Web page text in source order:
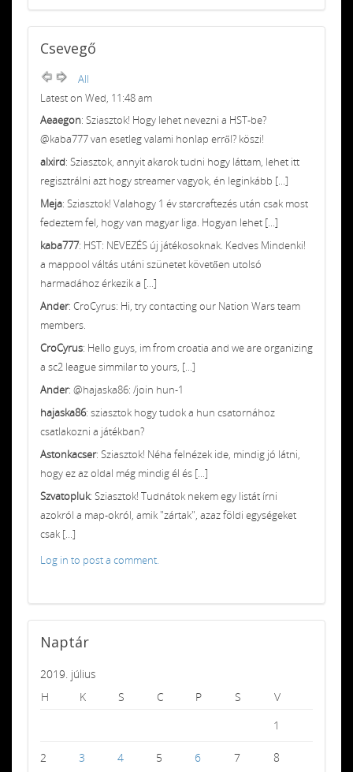
Csevegő
All
Latest on Wed, 11:48 am
Aeaegon: Sziasztok! Hogy lehet nevezni a HST-be?
@kaba777 van esetleg valami honlap erről? köszi!
alxird: Sziasztok, annyit akarok tudni hogy láttam, lehet itt
regisztrálni azt hogy streamer vagyok, én leginkább [...]
Meja: Sziasztok! Valahogy 1 év starcraftezés után csak most
fedeztem fel, hogy van magyar liga. Hogyan lehet [...]
kaba777: HST: NEVEZÉS új játékosoknak. Kedves Mindenki!
a mappool váltás utáni szünetet követően utolsó
harmadához érkezik a [...]
Ander: CroCyrus: Hi, try contacting our Nation Wars team
members.
CroCyrus: Hello guys, im from croatia and we are organizing
a sc2 league simmilar to yours, [...]
Ander: @hajaska86: /join hun-1
hajaska86: sziasztok hogy tudok a hun csatornához
csatlakozni a játékban?
Astonkacser: Sziasztok! Néha felnézek ide, mindig jó látni,
hogy ez az oldal még mindig él és [...]
Szvatopluk: Sziasztok! Tudnátok nekem egy listát írni
azokról a map-okról, amik "zártak", azaz földi egységeket
csak [...]
Log in to post a comment.
Naptár
2019. július
H
K S C P S
V
1
2 3 4 5 6 7 8